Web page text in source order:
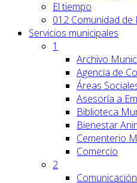
El tiempo
012 Comunidad de
Servicios municipales
1
Archivo
Agencia de
Áreas
Asesoría a
Biblioteca
Bienestar
Cementerio
Comercio
2
Comunicación